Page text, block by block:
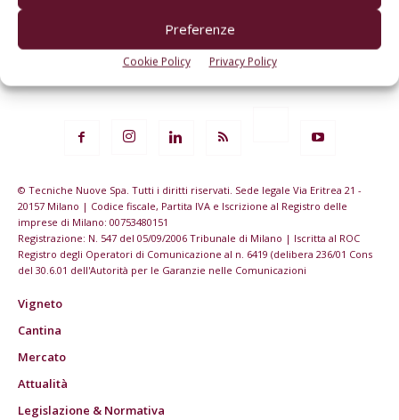
Preferenze
Cookie Policy Privacy Policy
© Tecniche Nuove Spa. Tutti i diritti riservati. Sede legale Via Eritrea 21 -
20157 Milano | Codice fiscale, Partita IVA e Iscrizione al Registro delle
imprese di Milano: 00753480151
Registrazione: N. 547 del 05/09/2006 Tribunale di Milano | Iscritta al ROC
Registro degli Operatori di Comunicazione al n. 6419 (delibera 236/01 Cons
del 30.6.01 dell'Autorità per le Garanzie nelle Comunicazioni
Vigneto
Cantina
Mercato
Attualità
Legislazione & Normativa